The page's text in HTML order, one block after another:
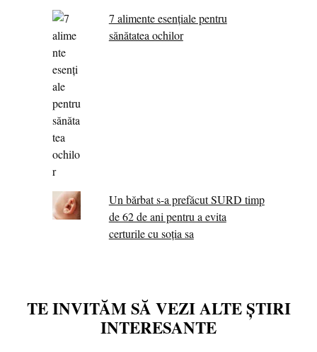
7 alimente esenţiale pentru
sănătatea ochilor
Un bărbat s-a prefăcut SURD timp
de 62 de ani pentru a evita
certurile cu soția sa
TE INVITĂM SĂ VEZI ALTE ȘTIRI
INTERESANTE